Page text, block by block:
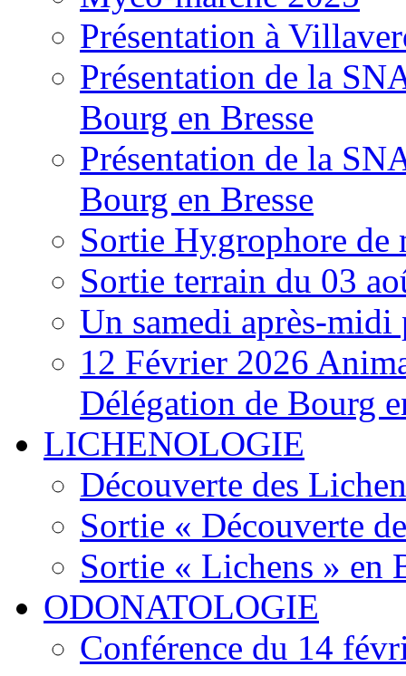
Présentation à
Présentation de la
Bourg en Bresse
Présentation de la
Bourg en Bresse
Sortie Hygrophore de
Sortie terrain du 03
Un samedi après-
12 Février 2026
Délégation de Bourg
LICHENOLOGIE
Découverte des
Sortie « Découverte
Sortie « Lichens » en
ODONATOLOGIE
Conférence du 14